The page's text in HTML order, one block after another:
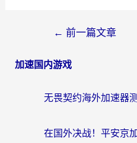
← 前一篇文章
加速国内游戏